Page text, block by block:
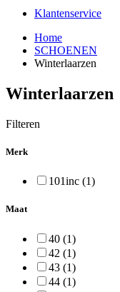
Klantenservice
Home
SCHOENEN
Winterlaarzen
Winterlaarzen
Filteren
Merk
101inc (1)
Maat
40 (1)
42 (1)
43 (1)
44 (1)